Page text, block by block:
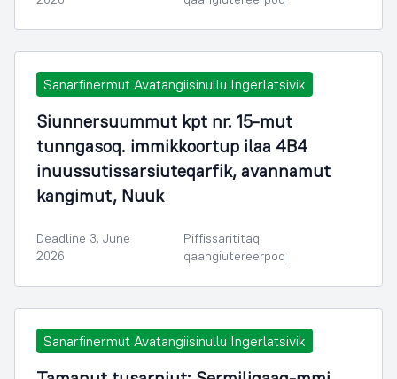
Sanarfinermut Avatangiisinullu Ingerlatsivik
Siunnersuummut kpt nr. 15-mut
tunngasoq. immikkoortup ilaa 4B4
inuussutissarsiuteqarfik, avannamut
kangimut, Nuuk
Deadline 3. June
2026
Piffissarititaq
qaangiutereerpoq
Sanarfinermut Avatangiisinullu Ingerlatsivik